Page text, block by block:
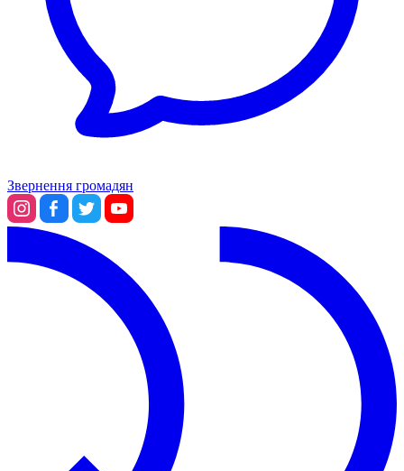
Звернення громадян